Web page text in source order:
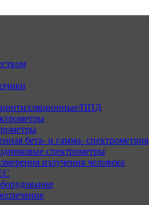
ППД
бета- и гамма- спектрометрия
спектрометры
излучения человека